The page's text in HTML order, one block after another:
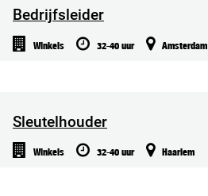
Bedrijfsleider
Winkels 32-40 uur Amsterdam
Sleutelhouder
Winkels 32-40 uur Haarlem